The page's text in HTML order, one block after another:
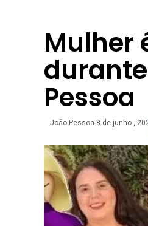
Mulher
Pessoa
João Pessoa 8 de junho ,